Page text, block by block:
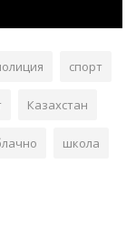
спорт
Казахстан
школа